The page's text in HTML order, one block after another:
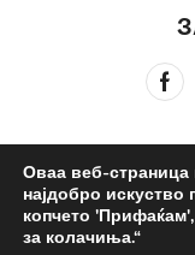
Сите права се
Оваа веб-
најдобро
копчето
за колачиња.“